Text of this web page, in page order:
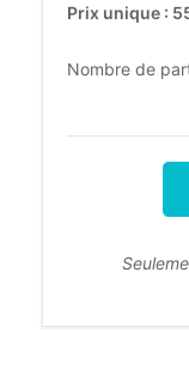
Prix unique :
Nombre de